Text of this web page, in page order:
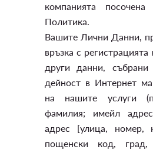
компанията
Политика.
Вашите Лични Данни,
връзка с
други данни,
дейност в Интернет
на нашите услуги
фамилия; имейл
адрес [улица, номер,
пощенски код,